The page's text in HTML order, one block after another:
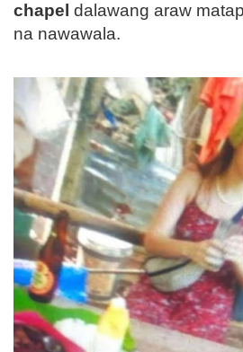
chapel dalawang araw
na nawawala.